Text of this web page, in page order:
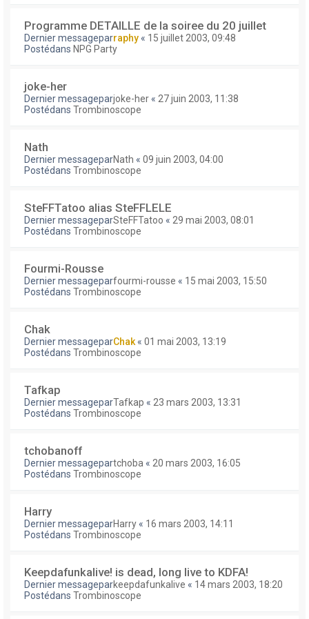
Programme DETAILLE de la soiree du 20 juillet
Dernier messageparraphy « 15 juillet 2003, 09:48
Postédans NPG Party
joke-her
Dernier messageparjoke-her « 27 juin 2003, 11:38
Postédans Trombinoscope
Nath
Dernier messageparNath « 09 juin 2003, 04:00
Postédans Trombinoscope
SteFFTatoo alias SteFFLELE
Dernier messageparSteFFTatoo « 29 mai 2003, 08:01
Postédans Trombinoscope
Fourmi-Rousse
Dernier messageparfourmi-rousse « 15 mai 2003, 15:50
Postédans Trombinoscope
Chak
Dernier messageparChak « 01 mai 2003, 13:19
Postédans Trombinoscope
Tafkap
Dernier messageparTafkap « 23 mars 2003, 13:31
Postédans Trombinoscope
tchobanoff
Dernier messagepartchoba « 20 mars 2003, 16:05
Postédans Trombinoscope
Harry
Dernier messageparHarry « 16 mars 2003, 14:11
Postédans Trombinoscope
Keepdafunkalive! is dead, long live to KDFA!
Dernier messageparkeepdafunkalive « 14 mars 2003, 18:20
Postédans Trombinoscope